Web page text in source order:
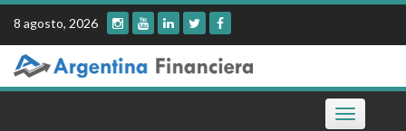
Skip
content
8 agosto, 2026
Toggle
navigation